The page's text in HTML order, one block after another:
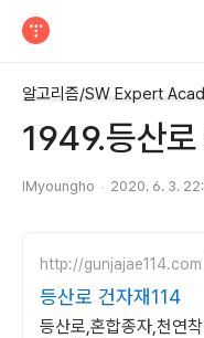
알고리즘/SW Expert
1949.등산로
IMyoungho 2020. 6. 3.
http://gunjajae114.com
등산로 건자재114
등산로,혼합종자,천연